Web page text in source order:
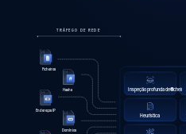
Hashs
Domínios
Ficheiros
Endereços IP
TRÁFEGO DE REDE
Inspeção profunda de ficheiros
®
Heurística